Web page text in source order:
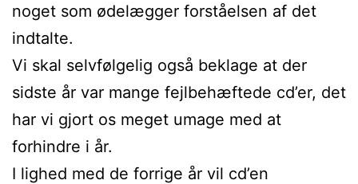
noget som ødelægger forståelsen af det
indtalte.
Vi skal selvfølgelig også beklage at der
sidste år var mange fejlbehæftede cd’er, det
har vi gjort os meget umage med at
forhindre i år.
I lighed med de forrige år vil cd’en